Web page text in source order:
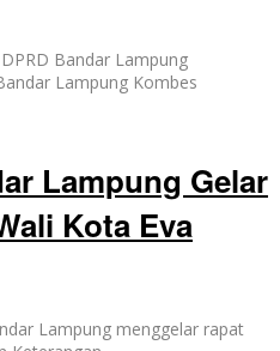
Bandar Lampung
Lampung Kombes
Lampung Gelar
Kota Eva
Lampung menggelar rapat